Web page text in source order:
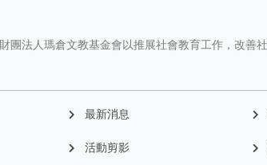
財團法人瑪倉文教基金會以推展社會教育工作，改善
最新消息
活動剪影